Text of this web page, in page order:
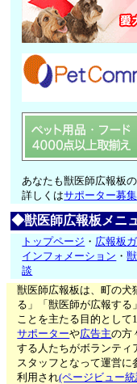
あなたも獣医師広報板
詳しくはサポーター募集
◆獣医師広報板メニ
トップページ ・ 広報板
インフォメーション ・
談
獣医師広報板は、町の犬
る」「獣医師が広報する」
ことを主たる目的として
サポーターや広告主の方
する人たちがボランティ
スタッフとなって運営に
利用され(ページビュー